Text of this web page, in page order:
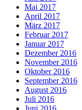
Mai 2017
April 2017
März 2017
Februar 2017
Januar 2017
Dezember 2016
November 2016
Oktober 2016
September 2016
August 2016
Juli 2016
Juni 2016